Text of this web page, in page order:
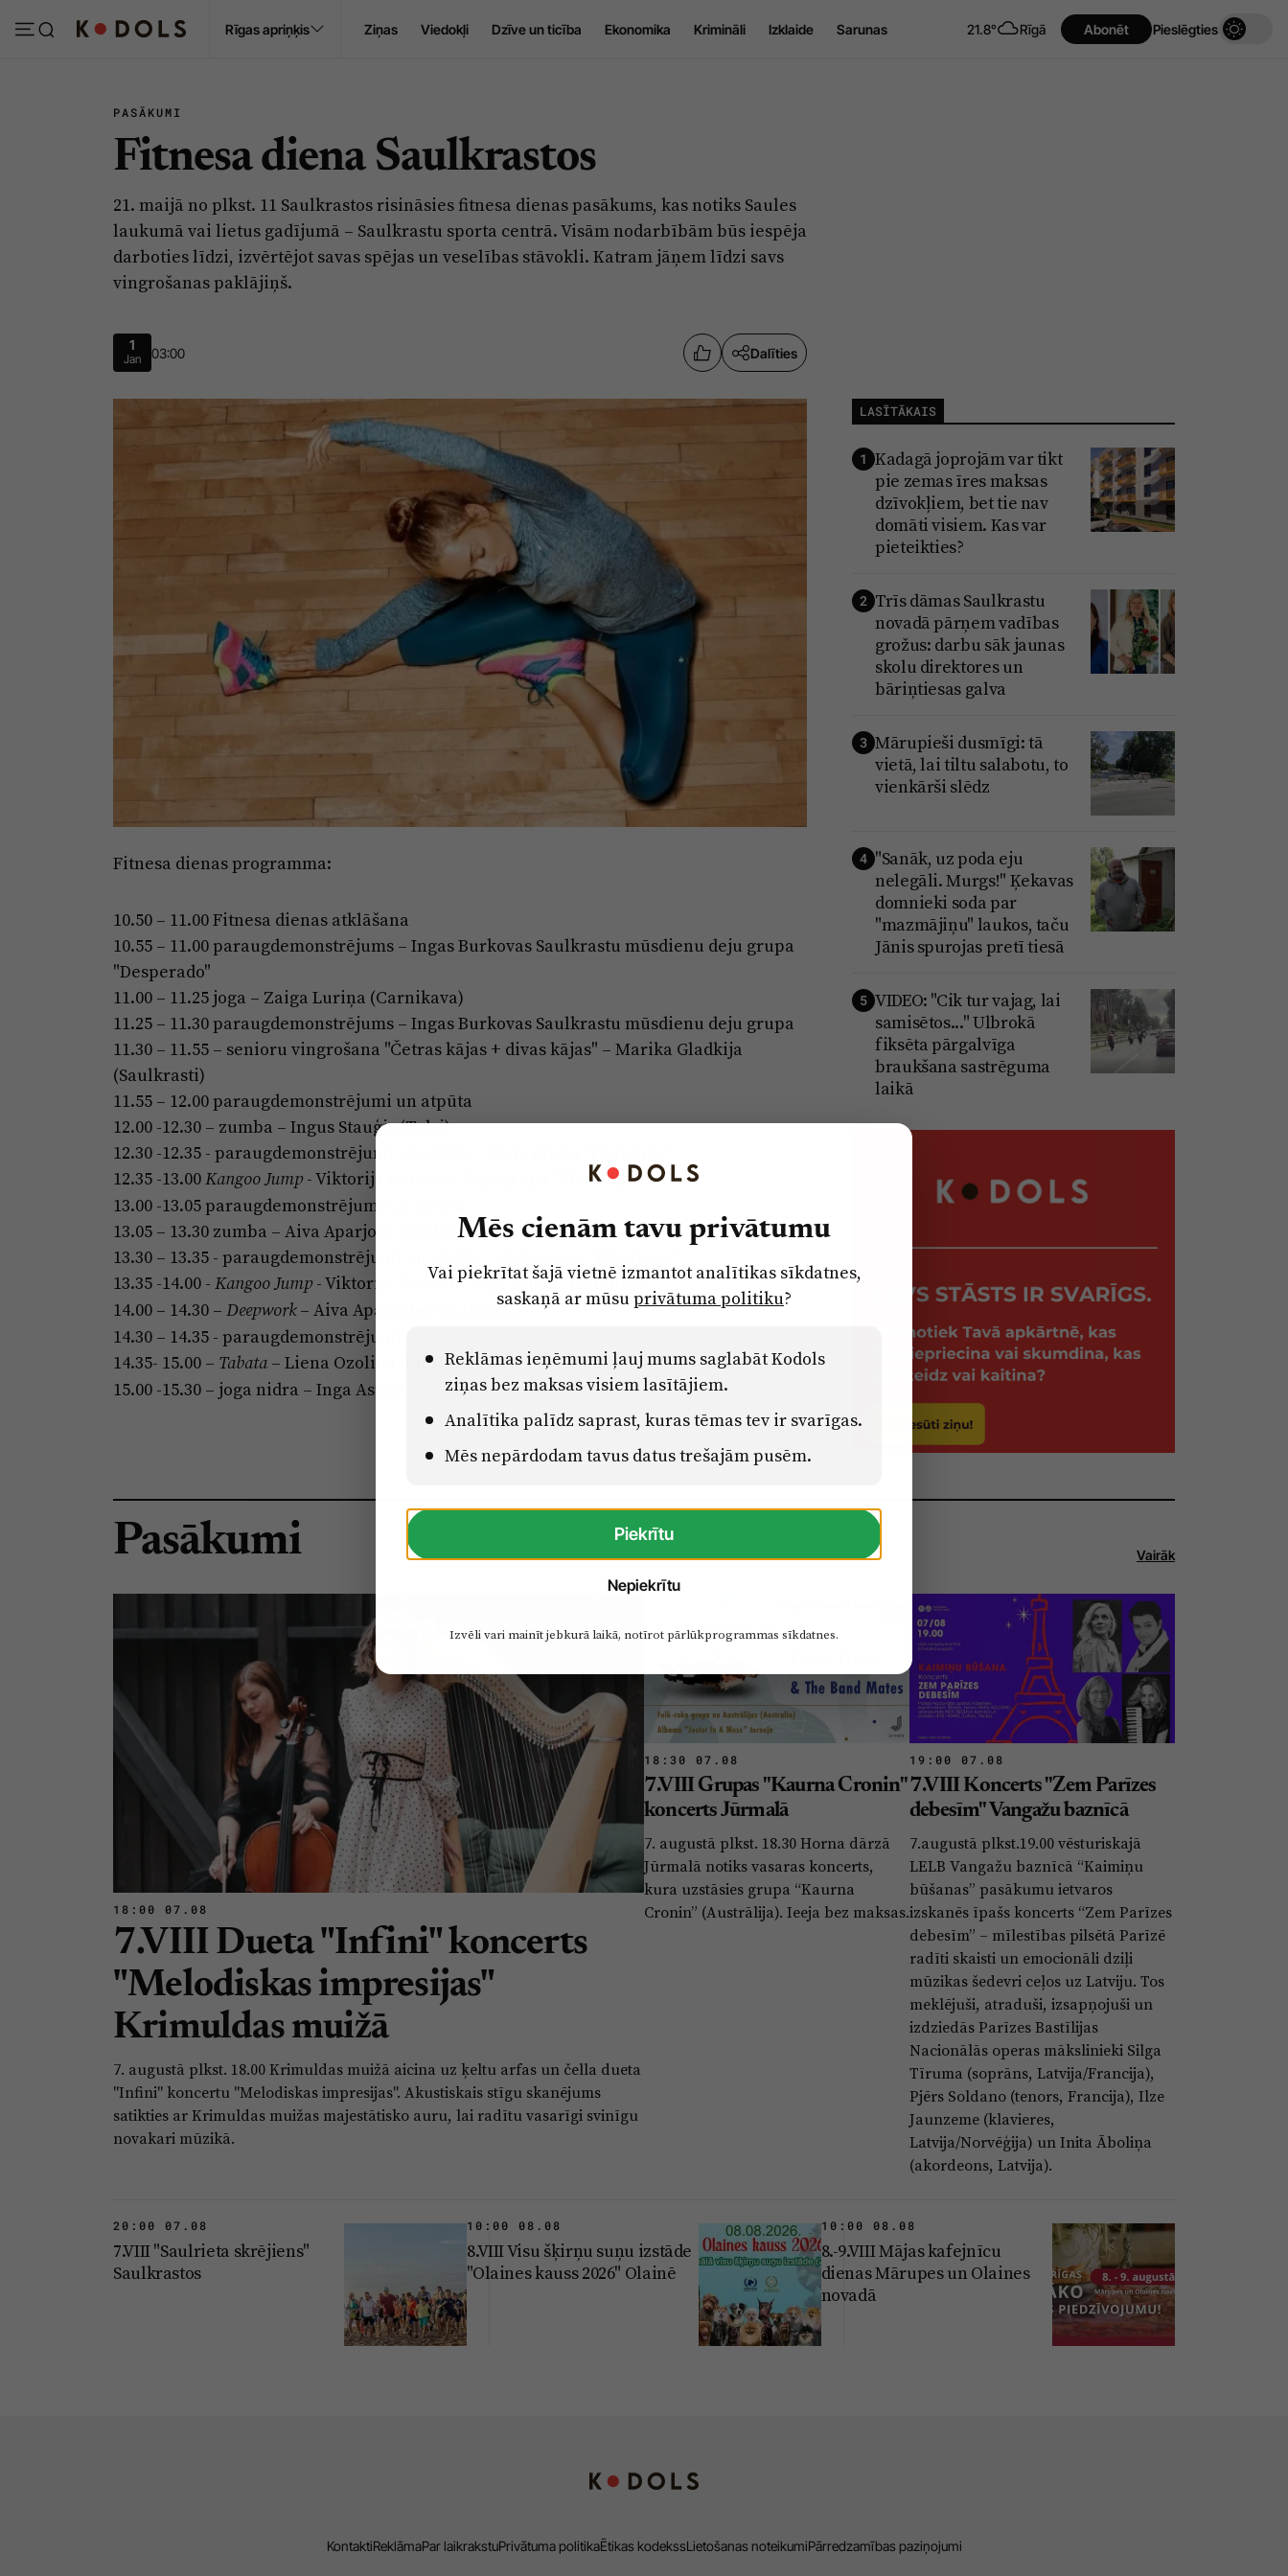
Rīgas apriņķis Ziņas Viedokļi Dzīve un ticība Ekonomika Krimināli Izklaide Sarunas 21.8° Rīgā Abonēt Pieslēgties
PASĀKUMI
Fitnesa diena Saulkrastos
21. maijā no plkst. 11 Saulkrastos risināsies fitnesa dienas pasākums, kas notiks Saules
laukumā vai lietus gadījumā – Saulkrastu sporta centrā. Visām nodarbībām būs iespēja
darboties līdzi, izvērtējot savas spējas un veselības stāvokli. Katram jāņem līdzi savs
vingrošanas paklājiņš.
1
Jan 03:00 Dalīties
Fitnesa dienas programma:
10.50 – 11.00 Fitnesa dienas atklāšana
10.55 – 11.00 paraugdemonstrējums – Ingas Burkovas Saulkrastu mūsdienu deju grupa
"Desperado"
11.00 – 11.25 joga – Zaiga Luriņa (Carnikava)
11.25 – 11.30 paraugdemonstrējums – Ingas Burkovas Saulkrastu mūsdienu deju grupa
11.30 – 11.55 – senioru vingrošana "Četras kājas + divas kājas" – Marika Gladkija
(Saulkrasti)
11.55 – 12.00 paraugdemonstrējumi un atpūta
12.00 -12.30 – zumba – Ingus Stauģis (Talsi)
12.30 -12.35 - paraugdemonstrējumi un atpūta – Deju grupa "Flamingo"
12.35 -13.00Kangoo Jump - Viktorija Karzone, deju grupa "Flamingo"
13.00 -13.05 paraugdemonstrējumi un atpūta
13.05 – 13.30 zumba – Aiva Aparjode (Saulkrasti)
13.30 – 13.35 - paraugdemonstrējumi un atpūta – deju grupa "Flamingo"
13.35 -14.00 - Kangoo Jump - Viktorija Karzone, deju grupa "Flamingo"
14.00 – 14.30 – Deepwork– Aiva Aparjode (Saulkrasti)
14.30 – 14.35 - paraugdemonstrējumi un atpūta
14.35- 15.00 – Tabata – Liena Ozoliņa (Fitnesa centrs "Bosedīna", Sigulda)
15.00 -15.30 – joga nidra – Inga Astašenko (Saulkrasti)
LASĪTĀKAIS
1 Kadagā joprojām var tikt
pie zemas īres maksas
dzīvokļiem, bet tie nav
domāti visiem. Kas var
pieteikties?
2 Trīs dāmas Saulkrastu
novadā pārņem vadības
grožus: darbu sāk jaunas
skolu direktores un
bāriņtiesas galva
3 Mārupieši dusmīgi: tā
vietā, lai tiltu salabotu, to
vienkārši slēdz
4 "Sanāk, uz poda eju
nelegāli. Murgs!" Ķekavas
domnieki soda par
"mazmājiņu" laukos, taču
Jānis spurojas pretī tiesā
5 VIDEO: "Cik tur vajag, lai
samisētos..." Ulbrokā
fiksēta pārgalvīga
braukšana sastrēguma
laikā
Pasākumi Vairāk
18:00 07.08
7.VIII Dueta "Infini" koncerts
"Melodiskas impresijas"
Krimuldas muižā
7. augustā plkst. 18.00 Krimuldas muižā aicina uz ķeltu arfas un čella dueta
"Infini" koncertu "Melodiskas impresijas". Akustiskais stīgu skanējums
satikties ar Krimuldas muižas majestātisko auru, lai radītu vasarīgi svinīgu
novakari mūzikā.
18:30 07.08
7.VIII Grupas "Kaurna Cronin"
koncerts Jūrmalā
7. augustā plkst. 18.30 Horna dārzā
Jūrmalā notiks vasaras koncerts,
kura uzstāsies grupa “Kaurna
Cronin” (Austrālija). Ieeja bez maksas.
19:00 07.08
7.VIII Koncerts "Zem Parīzes
debesīm" Vangažu baznīcā
7.augustā plkst.19.00 vēsturiskajā
LELB Vangažu baznīcā “Kaimiņu
būšanas” pasākumu ietvaros
izskanēs īpašs koncerts “Zem Parīzes
debesīm” – mīlestības pilsētā Parīzē
radīti skaisti un emocionāli dziļi
mūzikas šedevri ceļos uz Latviju. Tos
meklējuši, atraduši, izsapņojuši un
izdziedās Parīzes Bastīlijas
Nacionālās operas mākslinieki Silga
Tīruma (soprāns, Latvija/Francija),
Pjērs Soldano (tenors, Francija), Ilze
Jaunzeme (klavieres,
Latvija/Norvēģija) un Inita Āboliņa
(akordeons, Latvija).
20:00 07.08
7.VIII "Saulrieta skrējiens"
Saulkrastos
10:00 08.08
8.VIII Visu šķirņu suņu izstāde
"Olaines kauss 2026" Olainē
10:00 08.08
8.-9.VIII Mājas kafejnīcu
dienas Mārupes un Olaines
novadā
KontaktiReklāmaPar laikrakstuPrivātuma politikaĒtikas kodekssLietošanas noteikumiPārredzamības paziņojumi
Mēs cienām tavu privātumu
Vai piekrītat šajā vietnē izmantot analītikas sīkdatnes,
saskaņā ar mūsuprivātuma politiku?
Reklāmas ieņēmumi ļauj mums saglabāt Kodols
ziņas bez maksas visiem lasītājiem.
Analītika palīdz saprast, kuras tēmas tev ir svarīgas.
Mēs nepārdodam tavus datus trešajām pusēm.
Piekrītu
Nepiekrītu
Izvēli vari mainīt jebkurā laikā, notīrot pārlūkprogrammas sīkdatnes.